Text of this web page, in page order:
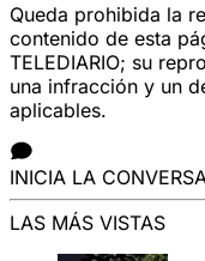
Queda prohibida la
contenido de esta
TELEDIARIO; su
una infracción y un
aplicables.
INICIA LA
LAS MÁS VISTAS